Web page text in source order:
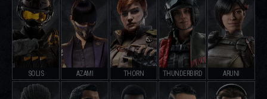
SOLIS AZAMI THORN THUNDERBIRD ARUNI